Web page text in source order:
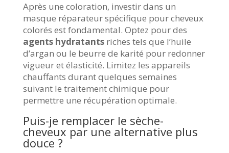
Après une coloration, investir dans un
masque réparateur spécifique pour cheveux
colorés est fondamental. Optez pour des
agents hydratantsriches tels que l’huile
d’argan ou le beurre de karité pour redonner
vigueur et élasticité. Limitez les appareils
chauffants durant quelques semaines
suivant le traitement chimique pour
permettre une récupération optimale.
Puis-je remplacer le sèche-
cheveux par une alternative plus
douce ?